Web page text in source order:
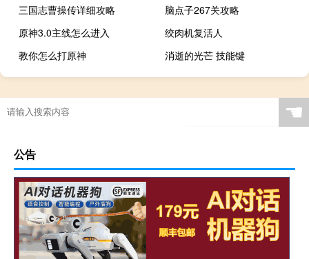
三国志曹操传详细攻略
脑点子267关攻略
原神3.0主线怎么进入
绞肉机复活人
教你怎么打原神
消逝的光芒 技能键
☚
公告